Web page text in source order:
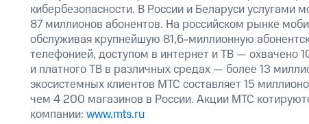
кибербезопасности. В России и Беларуси услугами
87 миллионов абонентов. На российском рынке
обслуживая крупнейшую 81,6-миллионную
телефонией, доступом в интернет и ТВ — охвачено
и платного ТВ в различных средах — более 13
экосистемных клиентов МТС составляет 15
чем 4 200 магазинов в России. Акции МТС
компании: www.mts.ru